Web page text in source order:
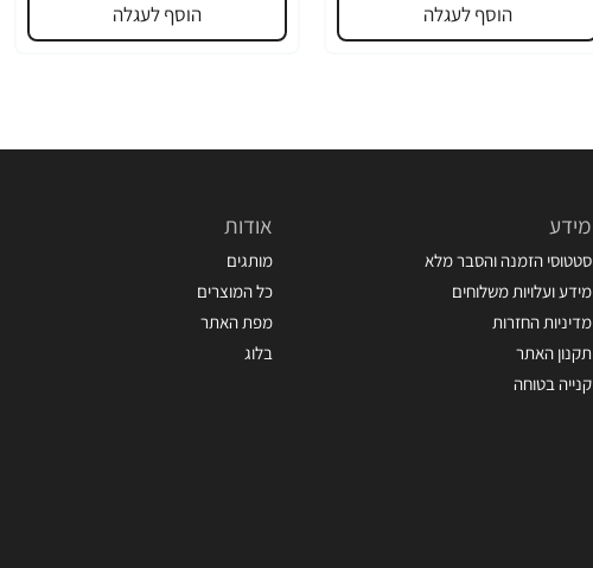
הוסף לעגלה הוסף לעגלה
מידע
סטטוסי הזמנה והסבר מלא
מידע ועלויות משלוחים
מדיניות החזרות
תקנון האתר
קנייה בטוחה
אודות
מותגים
כל המוצרים
מפת האתר
בלוג